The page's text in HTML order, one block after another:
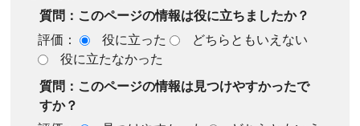
質問：このページの情報は役に立ちましたか？
評価：
役に立った
どちらともいえない
役に立たなかった
質問：このページの情報は見つけやすかったで
すか？